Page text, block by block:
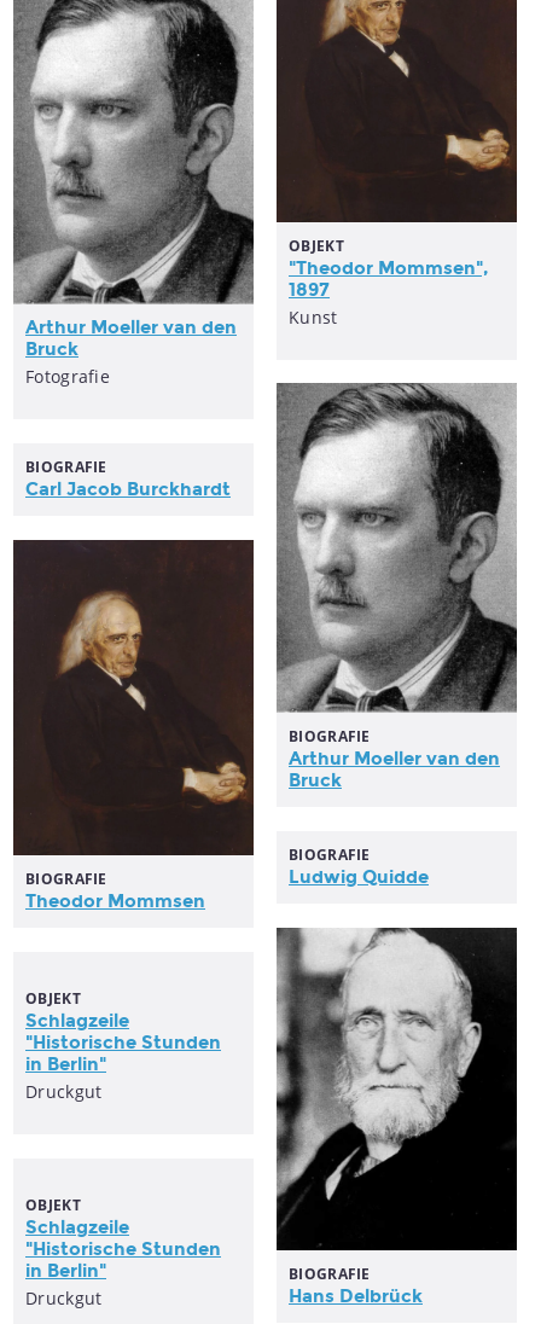
OBJEKT
"Theodor Mommsen",
1897
Kunst
Arthur Moeller van den
Bruck
Fotografie
BIOGRAFIE
Arthur Moeller van den
Bruck
BIOGRAFIE
Carl Jacob Burckhardt
BIOGRAFIE
Theodor Mommsen
BIOGRAFIE
Ludwig Quidde
BIOGRAFIE
Hans Delbrück
OBJEKT
Schlagzeile
"Historische Stunden
in Berlin"
Druckgut
OBJEKT
Schlagzeile
"Historische Stunden
in Berlin"
Druckgut